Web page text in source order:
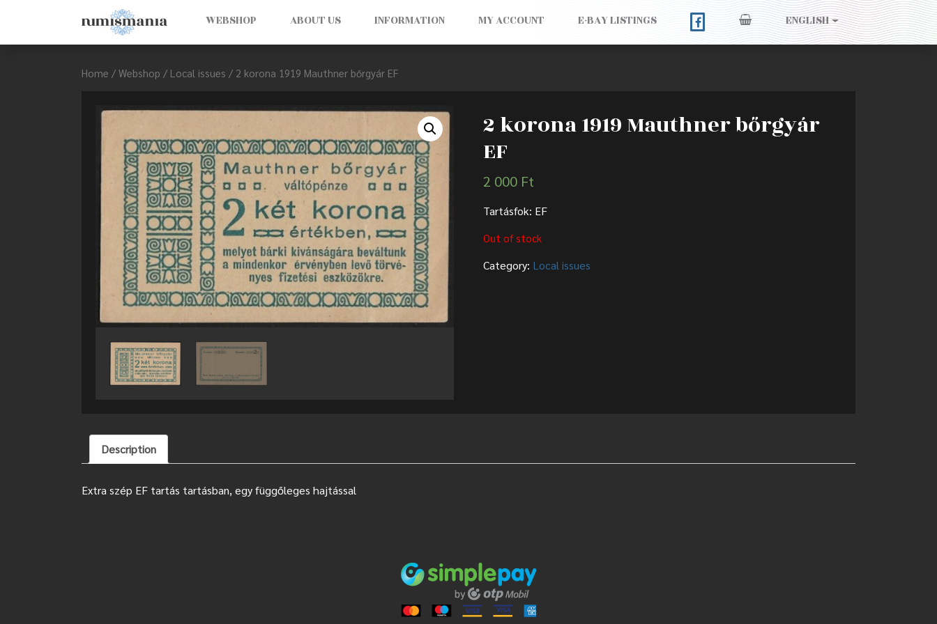
WEBSHOP ABOUT US INFORMATION MY ACCOUNT E-BAY LISTINGS ENGLISH
Home / Webshop / Local issues / 2 korona 1919 Mauthner bőrgyár EF
2 korona 1919 Mauthner bőrgyár
EF
2 000 Ft
Tartásfok: EF
Out of stock
Category: Local issues
Description
Extra szép EF tartás tartásban, egy függőleges hajtással